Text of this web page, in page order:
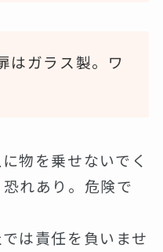
はガラス製。ワ
物を乗せないでく
れあり。危険で
は責任を負いませ